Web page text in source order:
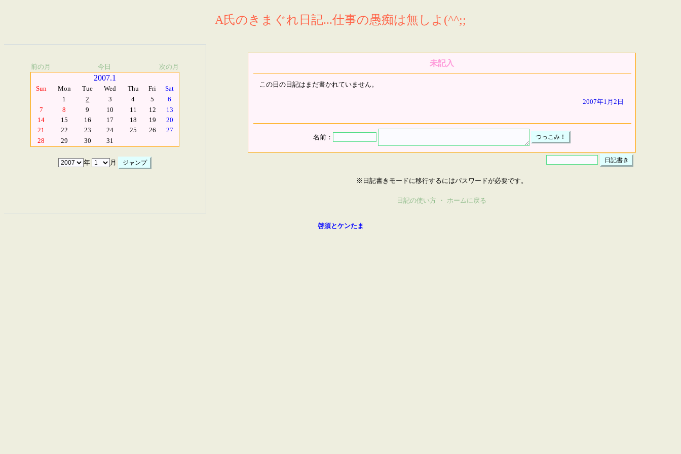
A氏のきまぐれ日記...仕事の愚痴は無しよ(^^;;
前の月 今日 次の月
2007.1
Sun Mon Tue Wed Thu Fri
Sat
1
2 3 4 5
6
7
8 9 10 11 12
13
14
15 16 17 18 19
20
21
22 23 24 25 26
27
28
29 30 31
年 月
未記入
この日の日記はまだ書かれていません。
2007年1月2日
名前：
※日記書きモードに移行するにはパスワードが必要です。
日記の使い方 ・ ホームに戻る
啓須とケンたま